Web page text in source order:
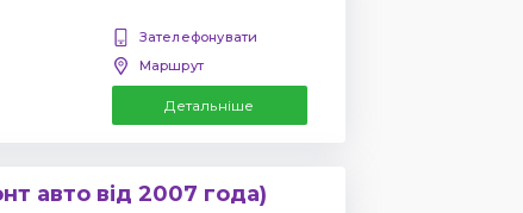
Зателефонувати
Маршрут
Детальніше
авто від 2007 года)